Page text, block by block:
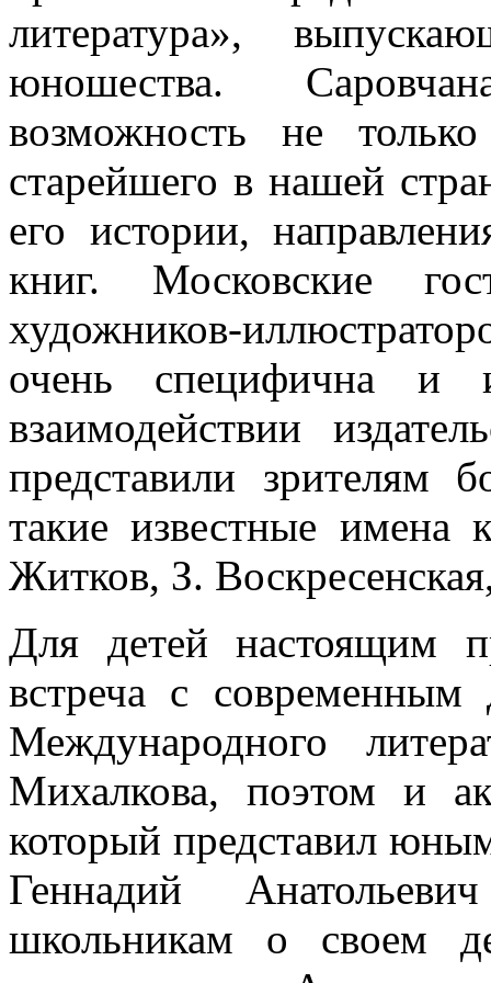
литература»,
юношества.
возможность не
старейшего в нашей
его истории,
книг. Московские
художников-
очень специфична и
взаимодействии
представили зрителям
такие известные
Житков, З.
Для детей настоящим
встреча с современным
Международного
Михалкова, поэтом и
который представил
Геннадий
школьникам о своем